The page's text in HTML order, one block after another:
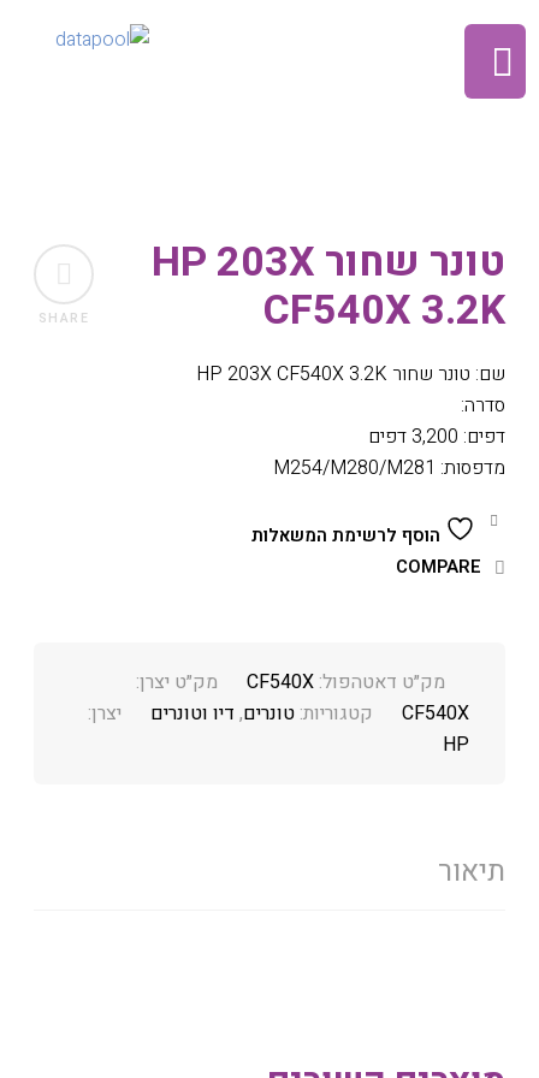
SHARE
טונר שחור HP 203X
CF540X 3.2K
שם: טונר שחור HP 203X CF540X 3.2K
סדרה:
דפים: 3,200 דפים
מדפסות: M254/M280/M281
הוסף לרשימת המשאלות
COMPARE
מק״ט דאטהפול:CF540X
מק״ט יצרן:
CF540X
קטגוריות:טונרים, דיו וטונרים
יצרן:
HP
תיאור